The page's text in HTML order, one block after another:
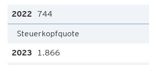
744
Steuerkopfquote
1.866